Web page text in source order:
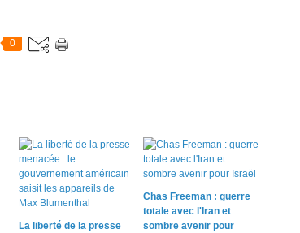
0
La liberté de la presse
Chas Freeman : guerre
totale avec l'Iran et
sombre avenir pour